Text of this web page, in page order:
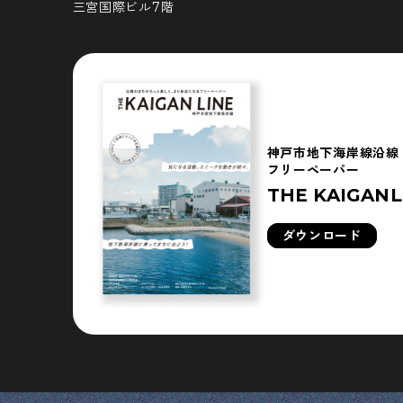
三宮国際ビル7階
神戸市地下海岸線沿線
フリーペーパー
THE
ダウンロード